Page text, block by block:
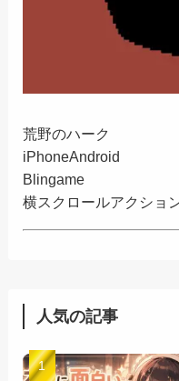
荒野のハーク
iPhoneAndroid
Blingame
横スクロールアクショ
人気の記事